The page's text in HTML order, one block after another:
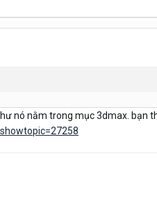
nó nằm trong mục 3dmax. bạn